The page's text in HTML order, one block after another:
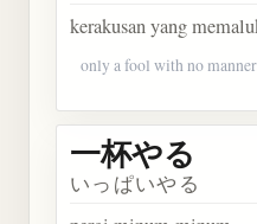
kerakusan yang
only a fool with no
一杯やる
いっぱいやる